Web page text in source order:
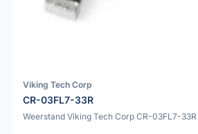
Viking Tech Corp
CR-03FL7-33R
Weerstand Viking Tech Corp CR-03FL7-33R